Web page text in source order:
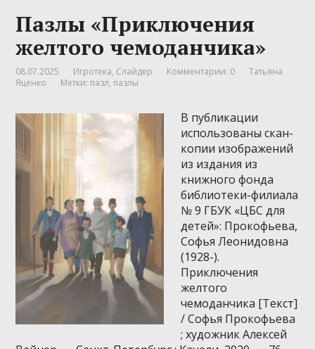
Пазлы «Приключения
желтого чемоданчика»
08.07.2025 Игротека, Слайдер Комментарии: 0
Татьяна
Яценко
Метки: пазл, пазлы
В публикации
использованы скан-
копии изображений
из издания из
книжного фонда
библиотеки-филиала
№ 9 ГБУК «ЦБС для
детей»: Прокофьева,
Софья Леонидовна
(1928-).
Приключения
желтого
чемоданчика [Текст]
/ Софья Прокофьева
; художник Алексей